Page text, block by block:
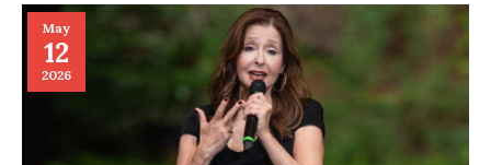
May
12
2026